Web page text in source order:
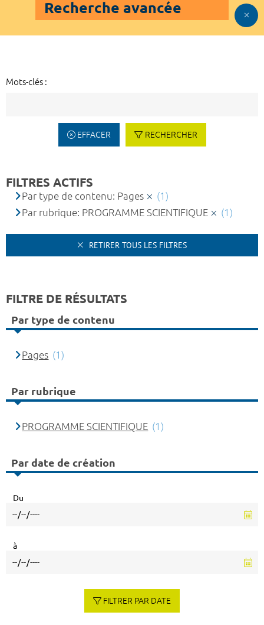
Recherche avancée
Mots-clés :
EFFACER RECHERCHER
FILTRES ACTIFS
Par type de contenu: Pages
(1)
Par rubrique: PROGRAMME SCIENTIFIQUE
(1)
RETIRER TOUS LES FILTRES
FILTRE DE RÉSULTATS
Par type de contenu
Pages (1)
Par rubrique
PROGRAMME SCIENTIFIQUE (1)
Par date de création
Du
à
FILTRER PAR DATE